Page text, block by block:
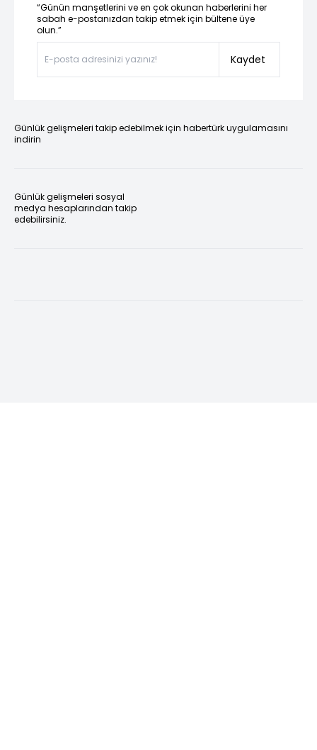
“Günün manşetlerini ve en çok okunan haberlerini her
sabah e-postanızdan takip etmek için bültene üye
olun.”
Kaydet
Günlük gelişmeleri takip edebilmek için habertürk uygulamasını
indirin
Günlük gelişmeleri sosyal
medya hesaplarından takip
edebilirsiniz.